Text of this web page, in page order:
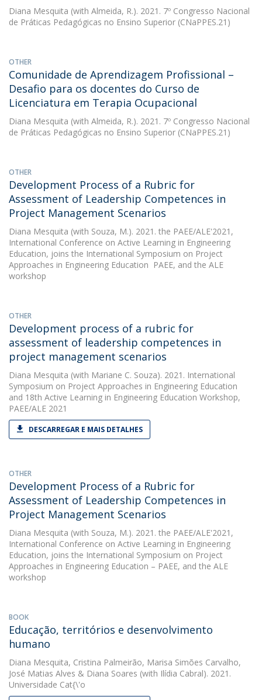
Diana Mesquita (with Almeida, R.). 2021. 7º Congresso Nacional
de Práticas Pedagógicas no Ensino Superior (CNaPPES.21)
OTHER
Comunidade de Aprendizagem Profissional –
Desafio para os docentes do Curso de
Licenciatura em Terapia Ocupacional
Diana Mesquita (with Almeida, R.). 2021. 7º Congresso Nacional
de Práticas Pedagógicas no Ensino Superior (CNaPPES.21)
OTHER
Development Process of a Rubric for
Assessment of Leadership Competences in
Project Management Scenarios
Diana Mesquita (with Souza, M.). 2021. the PAEE/ALE'2021,
International Conference on Active Learning in Engineering
Education, joins the International Symposium on Project
Approaches in Engineering Education  PAEE, and the ALE
workshop
OTHER
Development process of a rubric for
assessment of leadership competences in
project management scenarios
Diana Mesquita (with Mariane C. Souza). 2021. International
Symposium on Project Approaches in Engineering Education
and 18th Active Learning in Engineering Education Workshop,
PAEE/ALE 2021
DESCARREGAR E MAIS DETALHES
OTHER
Development Process of a Rubric for
Assessment of Leadership Competences in
Project Management Scenarios
Diana Mesquita (with Souza, M.). 2021. the PAEE/ALE'2021,
International Conference on Active Learning in Engineering
Education, joins the International Symposium on Project
Approaches in Engineering Education – PAEE, and the ALE
workshop
BOOK
Educação, territórios e desenvolvimento
humano
Diana Mesquita, Cristina Palmeirão, Marisa Simões Carvalho,
José Matias Alves & Diana Soares (with Ilídia Cabral). 2021.
Universidade Cat{\'o